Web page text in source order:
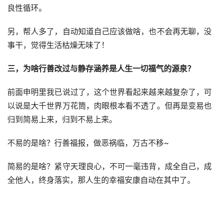
良性循环。
另，帮人多了，自动知道自己应该做啥，也不会再无聊，没
事干，觉得生活枯燥无味了！
三，为啥行善改过与静存涵养是人生一切福气的源泉？
前面申明里我已说过了，这个世界看起来越来越复杂了，可
以说是大千世界万花筒，肉眼根本看不透了。但再是变易也
归到简易上来，归到不易上来。
不易的是啥？行善福报，做恶祸临，万古不移~
简易的是啥？紧守天理良心，不可一毫违背，成全自己，成
全他人，终身落实，那人生的幸福安康自动在其中了。